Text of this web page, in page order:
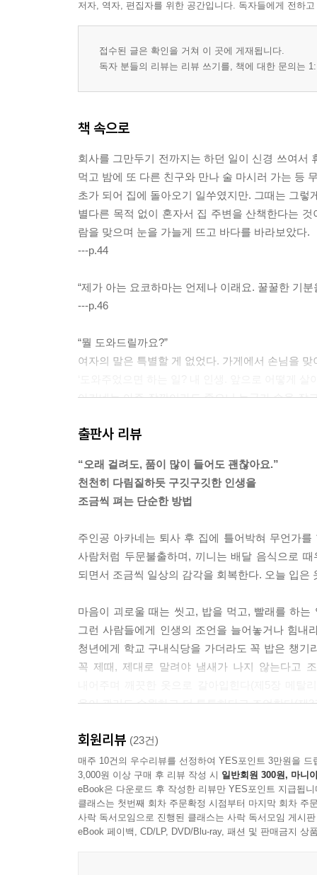
저자, 역자, 편집자를 위한 공간입니다. 독자들에게 전하
접수된 글은 확인을 거쳐 이 곳에 게재됩니다.
독자 분들의 리뷰는 리뷰 쓰기를, 책에 대한 문의는
책 속으로
회사를 그만두기 전까지는 하던 일이 신경 쓰여서
먹고 밤에 또 다른 친구와 만나 술 마시러 가는 등
초가 되어 집에 돌아오기 일쑤였지만. 그때는 그렇
별다른 목적 없이 혼자서 집 주변을 산책한다는
람을 맞으며 눈을 가늘게 뜨고 바다를 바라보았다.
---p.44
“제가 아는 요코하마는 언제나 이래요. 꿀꿀한 기
---p.46
“뭘 도와드릴까요?”
여자의 말은 특별할 게 없었다. 가게에서 손님을
아카네는 아주 잠깐이라도 좋으니 누군가 손을 잡
지 않는데도 콧속에서 눈물 맛이 느껴졌다.
미쓰루의 손에 들린 다리미가 셔츠의 표면 위로
다림질할 때처럼 다리미의 열과 무게를 이용해 불
크처럼 광택을 발했다. 꼭 마법 같았다.
---p.131
이 옆에서도 고스란히 느껴졌다. 잠깐 멈추어 선
해놓았지만, 마나가 모든 작업을 마쳤을 때는 2분
이 이 와이셔츠를 입으면 짜릿할 만큼 의욕이 샘솟
---p.134
---p.166
출판사 리뷰
“오래 걸려도, 품이 많이 들어도 괜찮아요.”
천천히 다림질하듯 구깃구깃한 인생을
조금씩 펴는 단순한 방법
주인공 아카네는 퇴사 후 집에 틀어박혀 무언가
사람처럼 두문불출하며, 끼니는 배달 음식으로
되면서 조금씩 일상의 감각을 회복한다. 오늘 입은
마음이 괴로울 때는 씻고, 밥을 먹고, 빨래를 하
그런 사람들에게 인생의 조언을 늘어놓거나 힘내
청년에게 학교 구내식당을 가더라도 꼭 밥은 챙
꼭 제때, 제대로 말려야 냄새가 나지 않는다고
옷이 관리도 수월하고 더 튼튼하다고 조언한다(제
마나의 담백한 태도처럼 소설은 딱 거기까지만
인생의 바퀴는 다시 돌아간다는 믿음. 그런 단순
“구깃구깃해진 인생을 조금씩 펴고 싶었다. 시간
회원리뷰 (23건)
매주 10건의 우수리뷰를 선정하여 YES포인트 3만원을 드
3,000원 이상 구매 후 리뷰 작성 시 일반회원 300원, 마니
eBook은 다운로드 후 작성한 리뷰만 YES포인트 지급됩니
클래스는 첫번째 회차 주문확정 시점부터 마지막 회차 주
사락 독서모임으로 진행된 클래스는 사락 독서모임 게시
eBook 페이백, CD/LP, DVD/Blu-ray, 패션 및 판매금지 상